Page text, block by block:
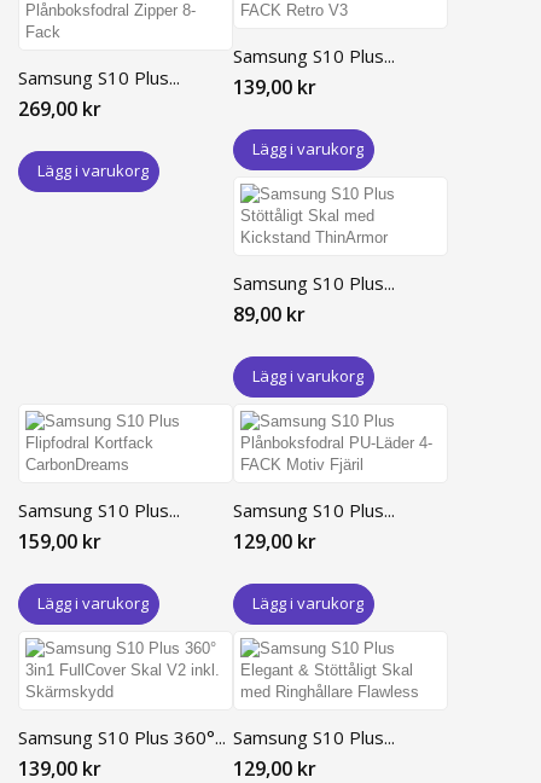
Samsung S10 Plus...
269,00 kr
Lägg i varukorg
Samsung S10 Plus...
139,00 kr
Lägg i varukorg
Samsung S10 Plus...
89,00 kr
Lägg i varukorg
Samsung S10 Plus...
159,00 kr
Lägg i varukorg
Samsung S10 Plus...
129,00 kr
Lägg i varukorg
Samsung S10 Plus 360°...
139,00 kr
Samsung S10 Plus...
129,00 kr